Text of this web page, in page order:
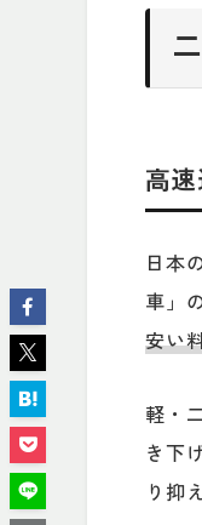
高
日本
車」
安い
軽・
き下
り抑